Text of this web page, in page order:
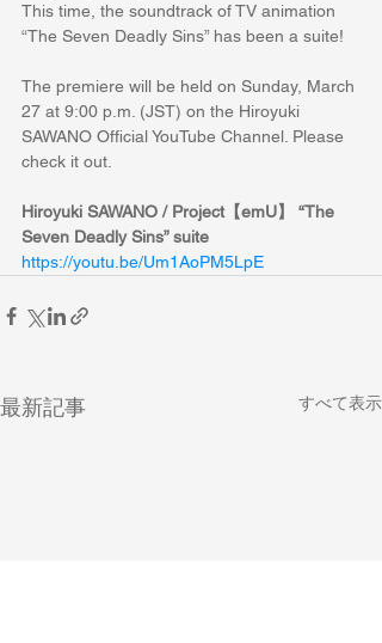
This time, the soundtrack of TV animation
“The Seven Deadly Sins” has been a suite!
The premiere will be held on Sunday, March
27 at 9:00 p.m. (JST) on the Hiroyuki
SAWANO Official YouTube Channel. Please
check it out.
Hiroyuki SAWANO / Project【emU】 “The
Seven Deadly Sins” suite
https://youtu.be/Um1AoPM5LpE
最新記事 すべて表示